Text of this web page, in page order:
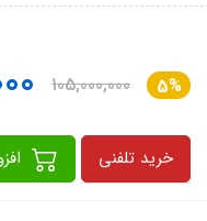
5%
105,000,000
خرید تلفنی